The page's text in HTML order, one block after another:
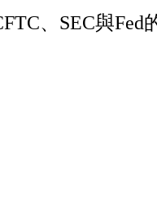
、SEC與